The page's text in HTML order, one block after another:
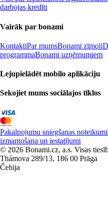
darbojas kredīti
Vairāk par bonami
KontaktiPar mumsBonami zīmoli
programmaBonami uzņēmumiem
Lejupielādēt mobilo aplikāciju
Sekojiet mums sociālajos tīklos
Pakalpojumu sniegšanas noteikumi
izmantošana un iestatījumi
© 2026 Bonami.cz, a.s. Visas
Thámova 289/13, 186 00 Prāga
Čehija